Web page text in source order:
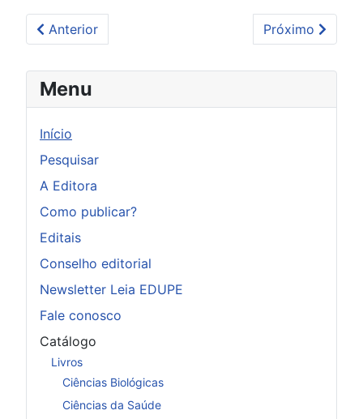
Artigo anterior: Cartografia de práticas
Anterior Próximo
Próximo
Menu
Início
Pesquisar
A Editora
Como publicar?
Editais
Conselho editorial
Newsletter Leia EDUPE
Fale conosco
Catálogo
Livros
Ciências Biológicas
Ciências da Saúde